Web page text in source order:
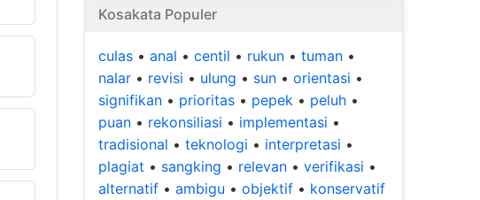
Kosakata Populer
culas • anal • centil • rukun • tuman •
nalar • revisi • ulung • sun • orientasi •
signifikan • prioritas • pepek • peluh •
puan • rekonsiliasi • implementasi •
tradisional • teknologi • interpretasi •
plagiat • sangking • relevan • verifikasi •
alternatif • ambigu • objektif • konservatif